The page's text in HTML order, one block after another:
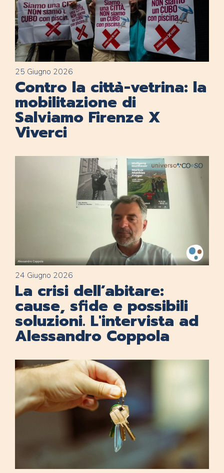
25 Giugno 2026
Contro la città-vetrina: la
mobilitazione di
Salviamo Firenze X
Viverci
24 Giugno 2026
La crisi dell’abitare:
cause, sfide e possibili
soluzioni. L'intervista ad
Alessandro Coppola